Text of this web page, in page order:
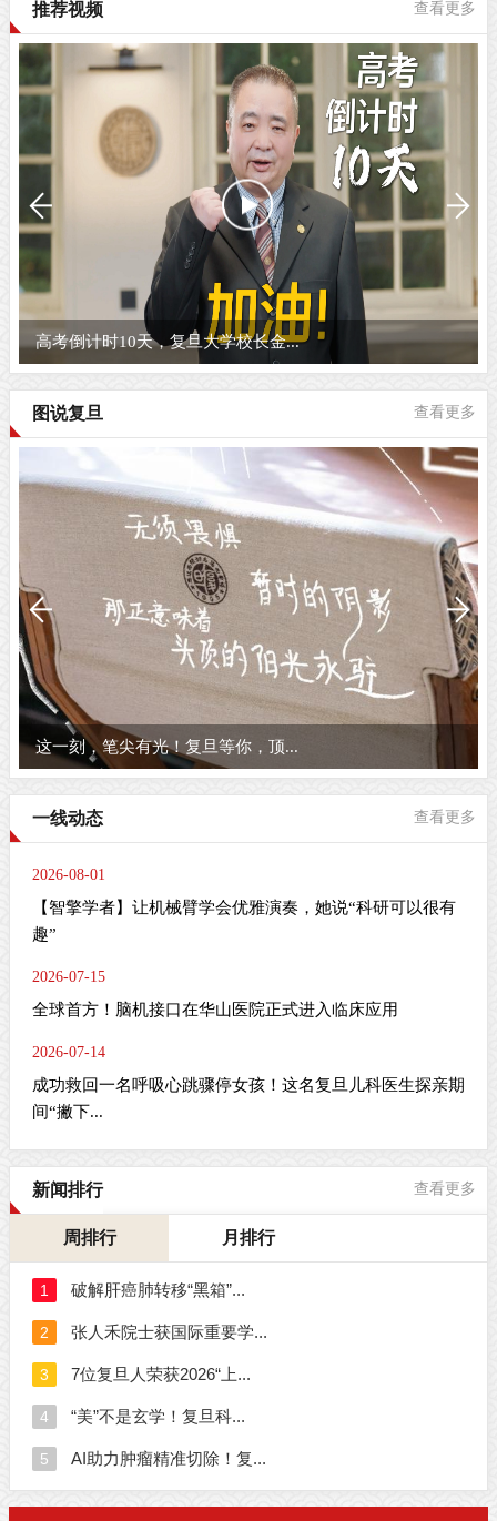
推荐视频 查看更多
高考倒计时10天，复旦大学校长金...
图说复旦 查看更多
这一刻，笔尖有光！复旦等你，顶...
一线动态 查看更多
2026-08-01
【智擎学者】让机械臂学会优雅演奏，她说“科研可以很有
趣”
2026-07-15
全球首方！脑机接口在华山医院正式进入临床应用
2026-07-14
成功救回一名呼吸心跳骤停女孩！这名复旦儿科医生探亲期
间“撇下...
新闻排行 查看更多
周排行 月排行